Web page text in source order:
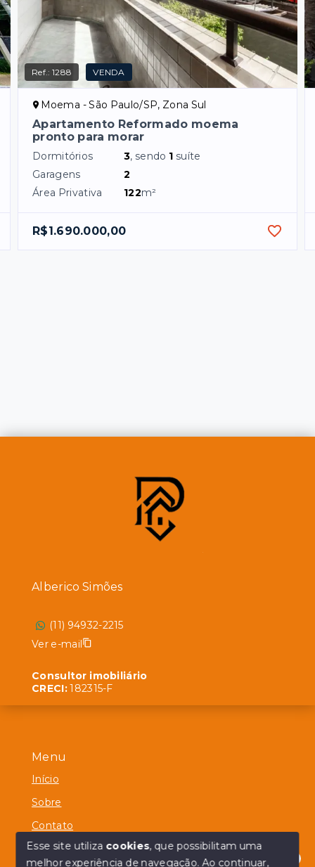
Ref.:1288 VENDA
Moema - São Paulo/SP, Zona Sul
Apartamento Reformado moema
pronto para morar
Dormitórios 3, sendo 1 suíte
Garagens
2
Área Privativa
122m²
R$1.690.000,00
Menu
Início
Sobre
Contato
Alberico Simões
(11) 94932-2215
Ver e-mail
Consultor imobiliário
CRECI:182315-F
Esse site utiliza cookies, que possibilitam uma
melhor experiência de navegação.Ao continuar,